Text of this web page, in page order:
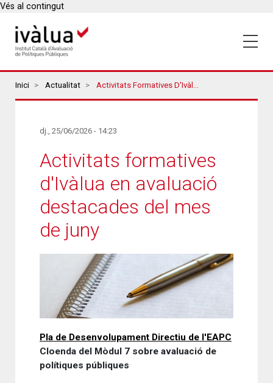
Vés al contingut
Breadcrumbs
Inici Actualitat Activitats Formatives D'Ivàlua En Avaluació Destacades Del Mes De Juny
dj., 25/06/2026 - 14:23
Activitats formatives
d'Ivàlua en avaluació
destacades del mes
de juny
Pla de Desenvolupament Directiu de l'EAPC
Cloenda del Mòdul 7 sobre avaluació de
polítiques públiques